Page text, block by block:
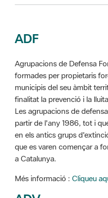
ADF
Agrupacions de Defensa
formades per propietaris
municipis del seu àmbit
finalitat la prevenció i la
Les agrupacions de
partir de l'any 1986, tot i
en els antics grups
que es varen començar a
a Catalunya.
Més informació : Cliqueu